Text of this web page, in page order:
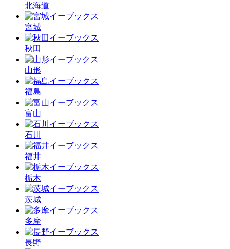
北海道
宮城
秋田
山形
福島
富山
石川
福井
栃木
茨城
多摩
長野